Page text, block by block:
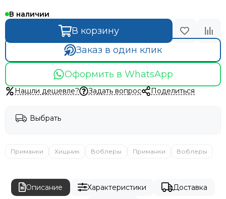
В наличии
В корзину
Заказ в один клик
Оформить в WhatsApp
Нашли дешевле? Задать вопрос Поделиться
Выбрать
Приманки Хищник Воблеры Приманки Воблеры
Описание Характеристики
Доставка